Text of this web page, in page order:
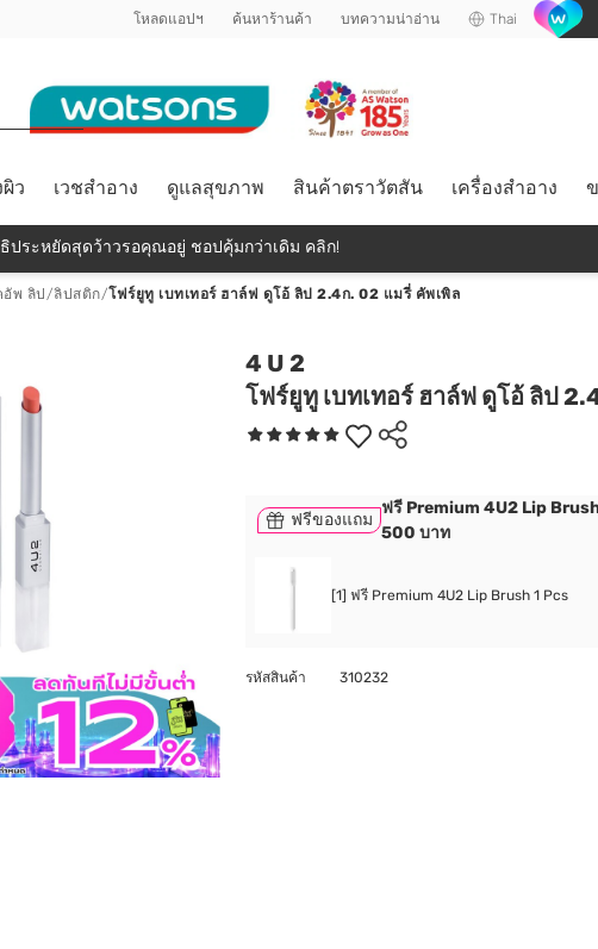
🎉 โหลดแอปฯ ค้นหาร้านค้า บทความน่าอ่าน Thai
ว เวชสำอาง ดูแลสุขภาพ สินค้าตราวัตสัน เครื่องสำอาง
ประหยัดสุดว้าวรอคุณอยู่ ชอปคุ้มกว่าเดิม คลิก!
อัพ ลิป /ลิปสติก/โฟร์ยูทู เบทเทอร์ ฮาล์ฟ ดูโอ้ ลิป 2.4ก. 02 แมรี่ คัพเพิล
4 U 2
โฟร์ยูทู เบทเทอร์ ฮาล์ฟ ดูโอ้ ลิป
ฟรีของแถม
ฟรี Premium 4U2 Lip
500 บาท
[1] ฟรี Premium 4U2 Lip Brush 1 Pcs
รหัสสินค้า 310232